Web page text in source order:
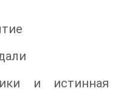
и истинная